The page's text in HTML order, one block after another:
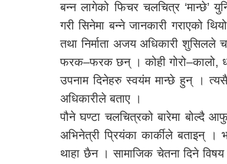
बन्न लागेको फिचर चलचित्र ‘मान्छे’
गरी सिनेमा बन्ने जानकारी गराएको
तथा निर्माता अजय अधिकारी शुसिलले
फरक–फरक छन् । कोही गोरो–कालो,
उपनाम दिनेहरु स्वयंम मान्छे हुन् ।
अधिकारीले बताए ।
पौने घण्टा चलचित्रको बारेमा बोल्दै
अभिनेत्री प्रियंका कार्कीले बताइन् ।
थाहा छैन । सामाजिक चेतना दिने विषय